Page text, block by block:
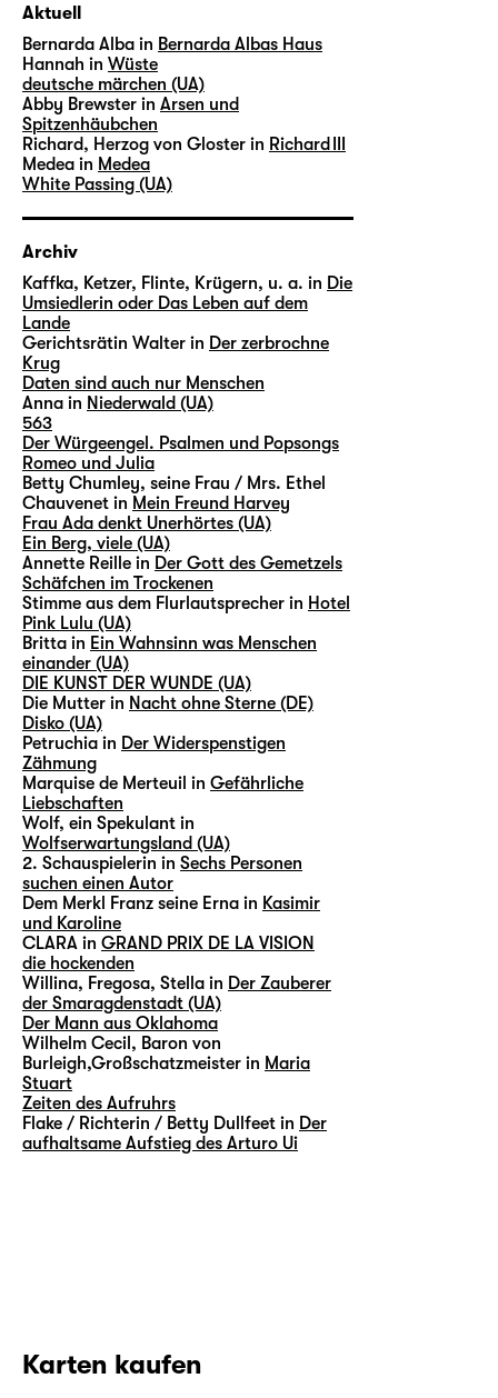
Aktuell
Bernarda Alba in Bernarda Albas Haus
Hannah in Wüste
deutsche märchen (UA)
Abby Brewster in Arsen und
Spitzenhäubchen
Richard, Herzog von Gloster in Richard III
Medea in Medea
White Passing (UA)
Archiv
Kaffka, Ketzer, Flinte, Krügern, u. a. in Die
Umsiedlerin oder Das Leben auf dem
Lande
Gerichtsrätin Walter in Der zerbrochne
Krug
Daten sind auch nur Menschen
Anna in Niederwald (UA)
563
Der Würgeengel. Psalmen und Popsongs
Romeo und Julia
Betty Chumley, seine Frau / Mrs. Ethel
Chauvenet in Mein Freund Harvey
Frau Ada denkt Unerhörtes (UA)
Ein Berg, viele (UA)
Annette Reille in Der Gott des Gemetzels
Schäfchen im Trockenen
Stimme aus dem Flurlautsprecher in Hotel
Pink Lulu (UA)
Britta in Ein Wahnsinn was Menschen
einander (UA)
DIE KUNST DER WUNDE (UA)
Die Mutter in Nacht ohne Sterne (DE)
Disko (UA)
Petruchia in Der Widerspenstigen
Zähmung
Marquise de Merteuil in Gefährliche
Liebschaften
Wolf, ein Spekulant in
Wolfserwartungsland (UA)
2. Schauspielerin in Sechs Personen
suchen einen Autor
Dem Merkl Franz seine Erna in Kasimir
und Karoline
CLARA in GRAND PRIX DE LA VISION
die hockenden
Willina, Fregosa, Stella in Der Zauberer
der Smaragdenstadt (UA)
Der Mann aus Oklahoma
Wilhelm Cecil, Baron von
Burleigh,Großschatzmeister in Maria
Stuart
Zeiten des Aufruhrs
Flake / Richterin / Betty Dullfeet in Der
aufhaltsame Aufstieg des Arturo Ui
Karten kaufen